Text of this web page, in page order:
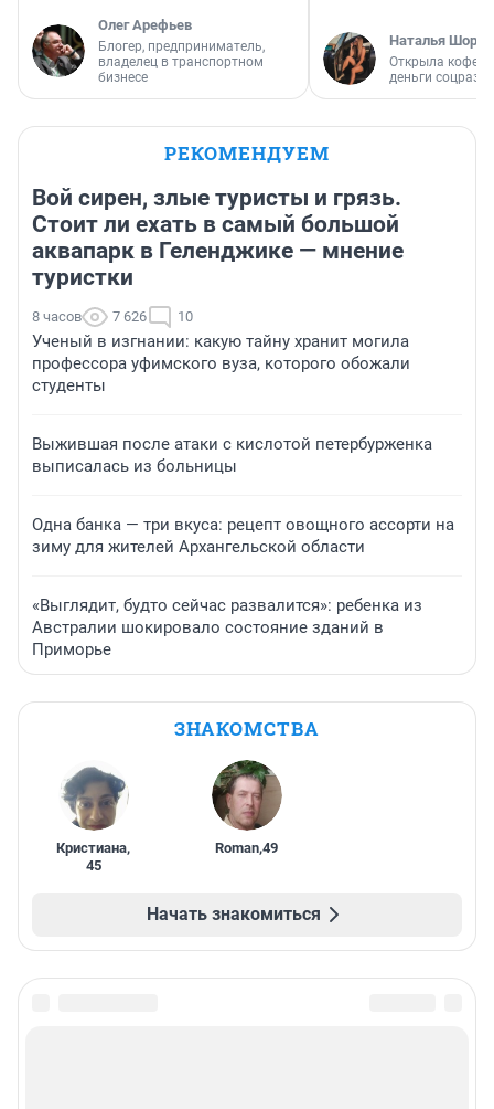
Олег Арефьев
Блогер, предприниматель,
владелец в транспортном
бизнесе
Наталья
Открыла
деньги
РЕКОМЕНДУЕМ
Вой сирен, злые туристы и грязь.
Стоит ли ехать в самый большой
аквапарк в Геленджике — мнение
туристки
8 часов 7 626 10
Ученый в изгнании: какую тайну хранит могила
профессора уфимского вуза, которого обожали
студенты
Выжившая после атаки с кислотой петербурженка
выписалась из больницы
Одна банка — три вкуса: рецепт овощного ассорти на
зиму для жителей Архангельской области
«Выглядит, будто сейчас развалится»: ребенка из
Австралии шокировало состояние зданий в
Приморье
ЗНАКОМСТВА
Кристиана,
45
Roman,49
Начать знакомиться